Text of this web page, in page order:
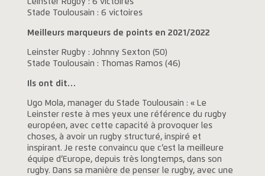
Leinster Rugby : 6 victoires
Stade Toulousain : 6 victoires
Meilleurs marqueurs de points en 2021/2022
Leinster Rugby : Johnny Sexton (50)
Stade Toulousain : Thomas Ramos (46)
Ils ont dit…
Ugo Mola, manager du Stade Toulousain : « Le
Leinster reste à mes yeux une référence du rugby
européen, avec cette capacité à provoquer les
choses, à avoir un rugby structuré, inspiré et
inspirant. Je reste convaincu que c’est la meilleure
équipe d’Europe, depuis très longtemps, dans son
rugby. Dans sa manière de penser le rugby, avec une